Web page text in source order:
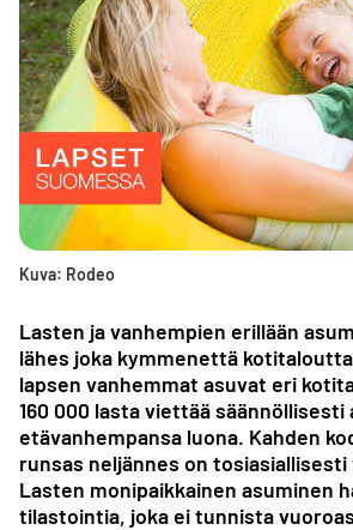
Kuva: Rodeo
Lasten ja vanhempien erillään
lähes joka kymmenettä
lapsen vanhemmat asuvat eri
160 000 lasta viettää säännöllisesti
etävanhempansa luona. Kahden
runsas neljännes on tosiasiallisesti
Lasten monipaikkainen asuminen
tilastointia, joka ei tunnista